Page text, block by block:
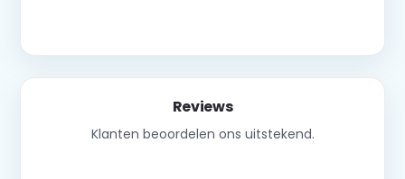
Reviews
Klanten beoordelen ons uitstekend.